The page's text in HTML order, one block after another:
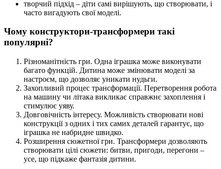
творчий підхід – діти самі вирішують, що створювати, і
часто вигадують свої моделі.
Чому конструктори-трансформери такі
популярні?
Різноманітність гри. Одна іграшка може виконувати
багато функцій. Дитина може змінювати моделі за
настроєм, що дозволяє уникати нудьги.
Захопливий процес трансформації. Перетворення робота
на машину чи літака викликає справжнє захоплення і
стимулює уяву.
Довговічність інтересу. Можливість створювати нові
конструкції з одних і тих самих деталей гарантує, що
іграшка не набридне швидко.
Розширення сюжетної гри. Трансформери дозволяють
створювати цілі сюжети: битви, пригоди, перегони –
усе, що підкаже фантазія дитини.